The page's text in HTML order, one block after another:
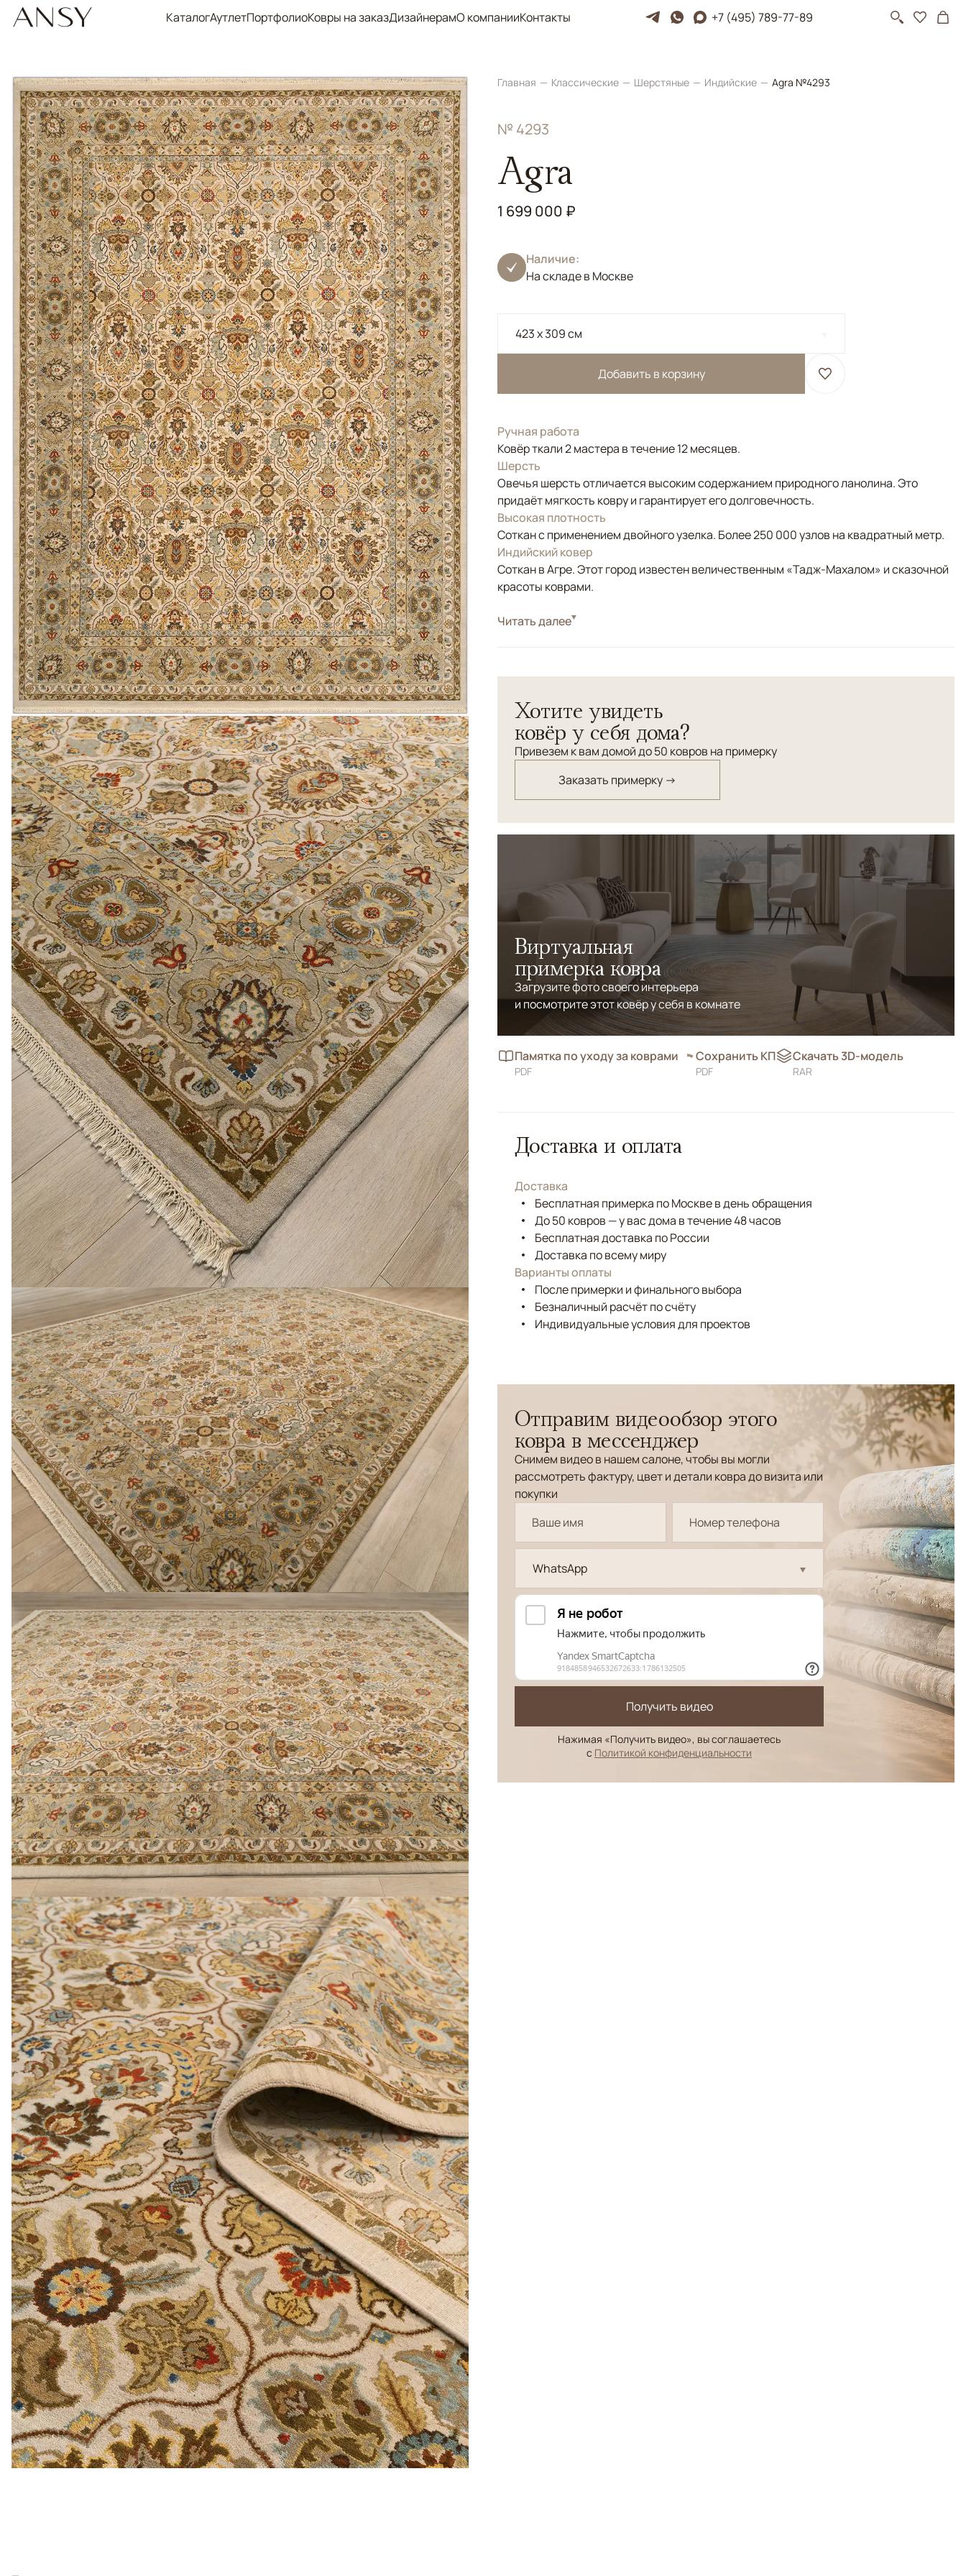
КаталогАутлетПортфолиоКовры на заказДизайнерамО компанииКонтакты +7 (495) 789-77-89
Главная Классические Шерстяные Индийские Agra №4293
№ 4293
Agra
1 699 000 ₽
Наличие:
На складе в Москве
423 x 309 см
Добавить в корзину
Ручная работа
Ковёр ткали 2 мастера в течение 12 месяцев.
Шерсть
Овечья шерсть отличается высоким содержанием природного ланолина. Это
придаёт мягкость ковру и гарантирует его долговечность.
Высокая плотность
Соткан с применением двойного узелка. Более 250 000 узлов на квадратный метр.
Индийский ковер
Соткан в Агре. Этот город известен величественным «Тадж-Махалом» и сказочной
красоты коврами.
СтильКлассические
Читать далее
Хотите увидеть
ковёр у себя дома?
Привезем к вам домой до 50 ковров на примерку
Заказать примерку →
Виртуальная
примерка ковра
Загрузите фото своего интерьера
и посмотрите этот ковёр у себя в комнате
Памятка по уходу за коврами
PDF
Сохранить КП
PDF
Скачать 3D-модель
RAR
Доставка и оплата
Доставка
Бесплатная примерка по Москве в день обращения
До 50 ковров — у вас дома в течение 48 часов
Бесплатная доставка по России
Доставка по всему миру
Варианты оплаты
После примерки и финального выбора
Безналичный расчёт по счёту
Индивидуальные условия для проектов
Отправим видеообзор этого
ковра в мессенджер
Снимем видео в нашем салоне, чтобы вы могли
рассмотреть фактуру, цвет и детали ковра до визита или
покупки
WhatsApp
Получить видео
Нажимая «Получить видео», вы соглашаетесь
с Политикой конфиденциальности